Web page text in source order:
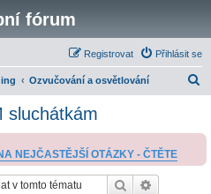
fórum
Přihlásit se
Registrovat
Ozvučování a osvětlování
a
sluchátkám
NEJČASTĚJŠÍ OTÁZKY - ČTĚTE
Hledat